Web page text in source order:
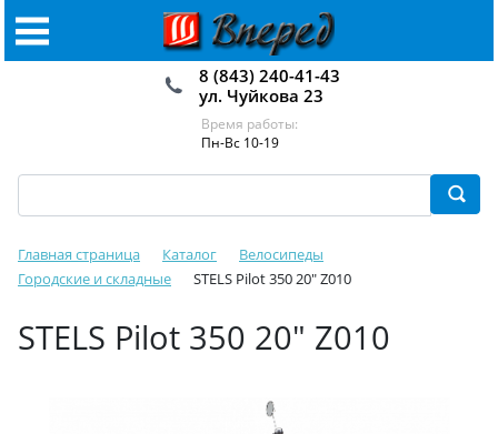
8 (843) 240-41-43
ул. Чуйкова 23
Время работы:
Пн-Вс 10-19
Главная страница Каталог
Велосипеды
Городские и складные
STELS Pilot 350 20" Z010
STELS Pilot 350 20" Z010